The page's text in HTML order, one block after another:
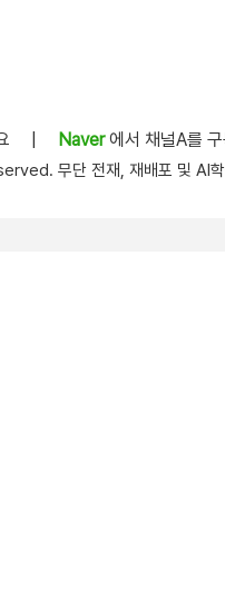
Naver에서 채널A를
무단 전재, 재배포 및 AI학